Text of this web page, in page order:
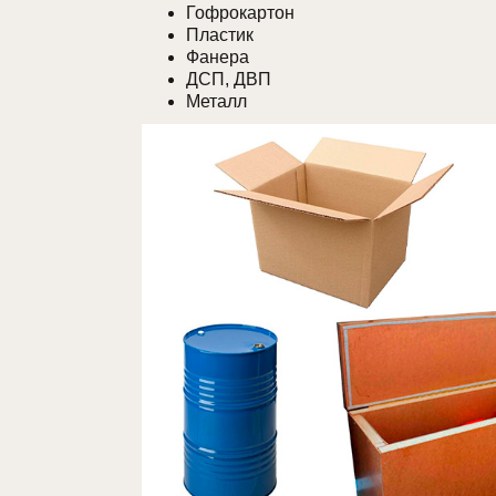
Гофрокартон
Пластик
Фанера
ДСП, ДВП
Металл